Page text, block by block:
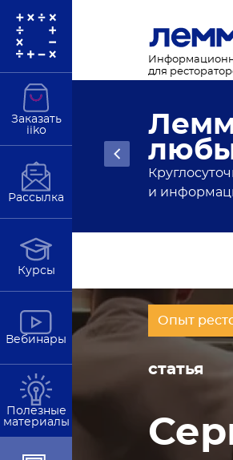
Заказать
iiko
Рассылка
Курсы
Вебинары
Полезные
материалы
для
Подробнее
В полезной
Опыт
статья